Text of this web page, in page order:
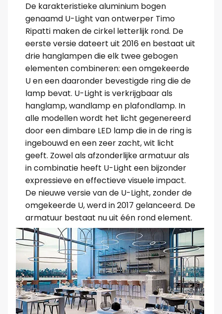
De karakteristieke aluminium bogen
genaamd U-Light van ontwerper Timo
Ripatti maken de cirkel letterlijk rond. De
eerste versie dateert uit 2016 en bestaat uit
drie hanglampen die elk twee gebogen
elementen combineren: een omgekeerde
U en een daaronder bevestigde ring die de
lamp bevat. U-Light is verkrijgbaar als
hanglamp, wandlamp en plafondlamp. In
alle modellen wordt het licht gegenereerd
door een dimbare LED lamp die in de ring is
ingebouwd en een zeer zacht, wit licht
geeft. Zowel als afzonderlijke armatuur als
in combinatie heeft U-Light een bijzonder
expressieve en effectieve visuele impact.
De nieuwe versie van de U-Light, zonder de
omgekeerde U, werd in 2017 gelanceerd. De
armatuur bestaat nu uit één rond element.